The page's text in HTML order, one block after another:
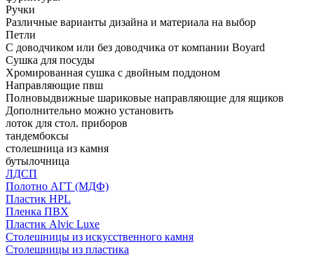
Ручки
Различные варианты дизайна и материала на выбор
Петли
С доводчиком или без доводчика от компании Boyard
Сушка для посуды
Хромированная сушка с двойным поддоном
Направляющие пвш
Полновыдвижные шариковые направляющие для ящиков
Дополнительно можно установить
лоток для стол. приборов
тандембоксы
столешница из камня
бутылочница
ЛДСП
Полотно АГТ (МДФ)
Пластик HPL
Пленка ПВХ
Пластик Alvic Luxe
Столешницы из искусственного камня
Столешницы из пластика